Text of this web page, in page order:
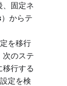
、固定ネ
）からテ
を移行
次のステ
移行する
定を検